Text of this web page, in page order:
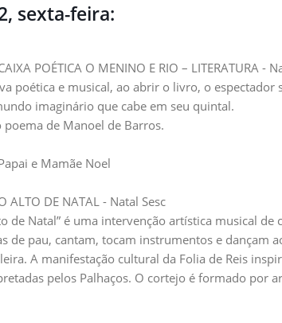
sexta-feira:
POÉTICA O MENINO E RIO – LITERATURA -
poética e musical, ao abrir o livro, o
imaginário que cabe em seu quintal.
poema de Manoel de Barros.
e Mamãe Noel
ALTO DE NATAL - Natal Sesc
de Natal” é uma intervenção artística musical
de pau, cantam, tocam instrumentos e dançam
A manifestação cultural da Folia de Reis
pelos Palhaços. O cortejo é formado por